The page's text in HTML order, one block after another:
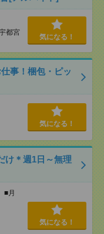
都宮
気になる！
事！梱包・ピッ
気になる！
け＊週1日～無理
■月
気になる！